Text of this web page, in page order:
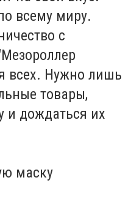
всему миру.
с
всех. Нужно лишь
товары,
и дождаться их
маску